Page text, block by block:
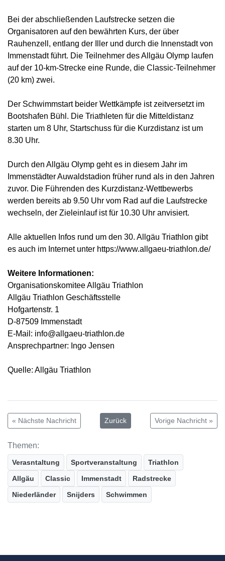
Bei der abschließenden Laufstrecke setzen die
Organisatoren auf den bewährten Kurs, der über
Rauhenzell, entlang der Iller und durch die Innenstadt von
Immenstadt führt. Die Teilnehmer des Allgäu Olymp laufen
auf der 10-km-Strecke eine Runde, die Classic-Teilnehmer
(20 km) zwei.
Der Schwimmstart beider Wettkämpfe ist zeitversetzt im
Bootshafen Bühl. Die Triathleten für die Mitteldistanz
starten um 8 Uhr, Startschuss für die Kurzdistanz ist um
8.30 Uhr.
Durch den Allgäu Olymp geht es in diesem Jahr im
Immenstädter Auwaldstadion früher rund als in den Jahren
zuvor. Die Führenden des Kurzdistanz-Wettbewerbs
werden bereits ab 9.50 Uhr vom Rad auf die Laufstrecke
wechseln, der Zieleinlauf ist für 10.30 Uhr anvisiert.
Alle aktuellen Infos rund um den 30. Allgäu Triathlon gibt
es auch im Internet unter https://www.allgaeu-triathlon.de/
Weitere Informationen:
Organisationskomitee Allgäu Triathlon
Allgäu Triathlon Geschäftsstelle
Hofgartenstr. 1
D-87509 Immenstadt
E-Mail: info@allgaeu-triathlon.de
Ansprechpartner: Ingo Jensen
Quelle: Allgäu Triathlon
« Nächste Nachricht Zurück Vorige Nachricht »
Themen:
Verasntaltung Sportveranstaltung
Triathlon
Allgäu
Classic Immenstadt
Radstrecke
Niederländer
Snijders Schwimmen